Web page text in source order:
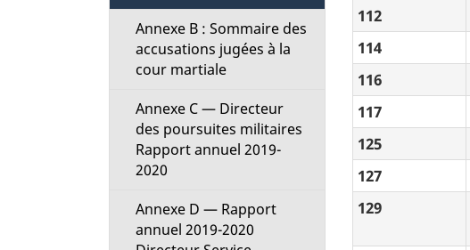
112
114
116
117
125
127
129
Annexe B : Sommaire des
accusations jugées à la
cour martiale
Annexe C — Directeur
des poursuites militaires
Rapport annuel 2019-
2020
Annexe D — Rapport
annuel 2019-2020